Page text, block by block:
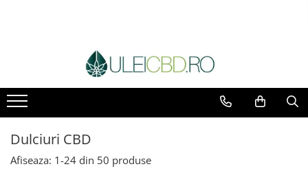
Capsule CBD
Ulei Ozonat cu CBD
Pasta CBD
CBD Pur
Dulciuri CBD
Afiseaza: 1-24 din 50 produse